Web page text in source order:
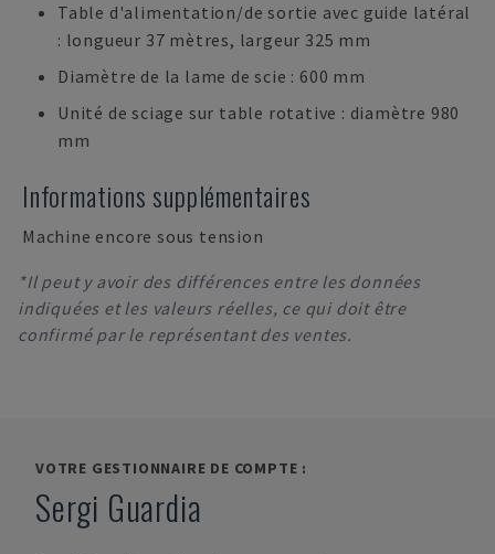
Table d'alimentation/de sortie avec guide latéral
: longueur 37 mètres, largeur 325 mm
Diamètre de la lame de scie : 600 mm
Unité de sciage sur table rotative : diamètre 980
mm
Informations supplémentaires
Machine encore sous tension
*Il peut y avoir des différences entre les données
indiquées et les valeurs réelles, ce qui doit être
confirmé par le représentant des ventes.
VOTRE GESTIONNAIRE DE COMPTE :
Sergi Guardia